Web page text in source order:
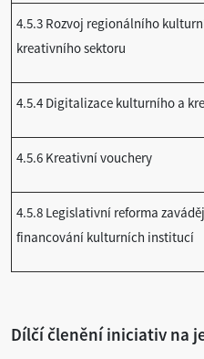
4.5.3 Rozvoj regionálního
kreativního sektoru
4.5.4 Digitalizace kulturního a
4.5.6 Kreativní vouchery
4.5.8 Legislativní reforma
financování kulturních institucí
Dílčí členění iniciativ na